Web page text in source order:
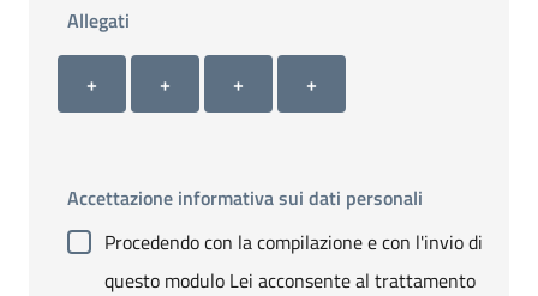
Allegati
Allegato 1
+
Allegato 2
+
Allegato 3
+
Allegato 4
+
Accettazione informativa sui dati personali
Procedendo con la compilazione e con l'invio di
questo modulo Lei acconsente al trattamento